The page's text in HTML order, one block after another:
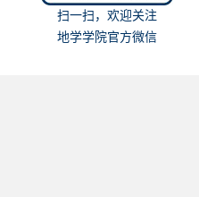
扫一扫，欢迎关注
地学学院官方微信